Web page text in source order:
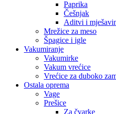
Paprika
Češnjak
Aditvi i
Mrežice za meso
Špagice i igle
Vakumiranje
Vakumirke
Vakum vrećice
Vrećice za duboko
Ostala oprema
Vage
Prešice
Za čvarke